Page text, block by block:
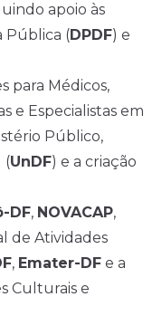
apoio às
Pública (DPDF) e
para Médicos,
e Especialistas em
Público,
(UnDF) e a criação
DF, NOVACAP,
de Atividades
, Emater-DF e a
Culturais e